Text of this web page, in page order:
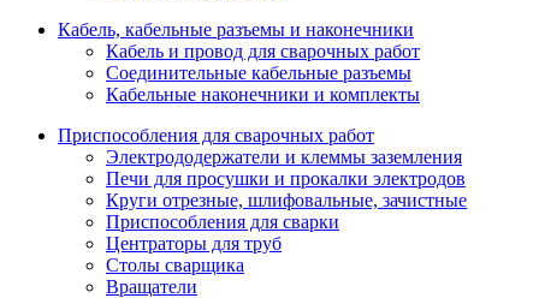
Кабель, кабельные разъемы и наконечники
Кабель и провод для сварочных работ
Соединительные кабельные разъемы
Кабельные наконечники и комплекты
Приспособления для сварочных работ
Электрододержатели и клеммы заземления
Печи для просушки и прокалки электродов
Круги отрезные, шлифовальные, зачистные
Приспособления для сварки
Центраторы для труб
Столы сварщика
Вращатели